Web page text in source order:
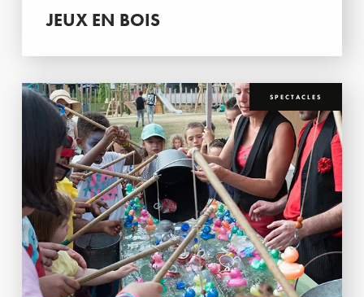
JEUX EN BOIS
SPECTACLES